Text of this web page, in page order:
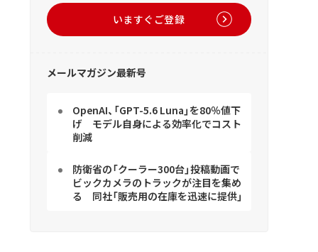
いますぐご登録
メールマガジン最新号
OpenAI、「GPT-5.6 Luna」を80％値下
げ モデル自身による効率化でコスト
削減
防衛省の「クーラー300台」投稿動画で
ビックカメラのトラックが注目を集め
る 同社「販売用の在庫を迅速に提供」